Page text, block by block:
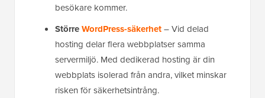
besökare kommer.
StörreWordPress-säkerhet– Vid delad
hosting delar flera webbplatser samma
servermiljö. Med dedikerad hosting är din
webbplats isolerad från andra, vilket minskar
risken för säkerhetsintrång.